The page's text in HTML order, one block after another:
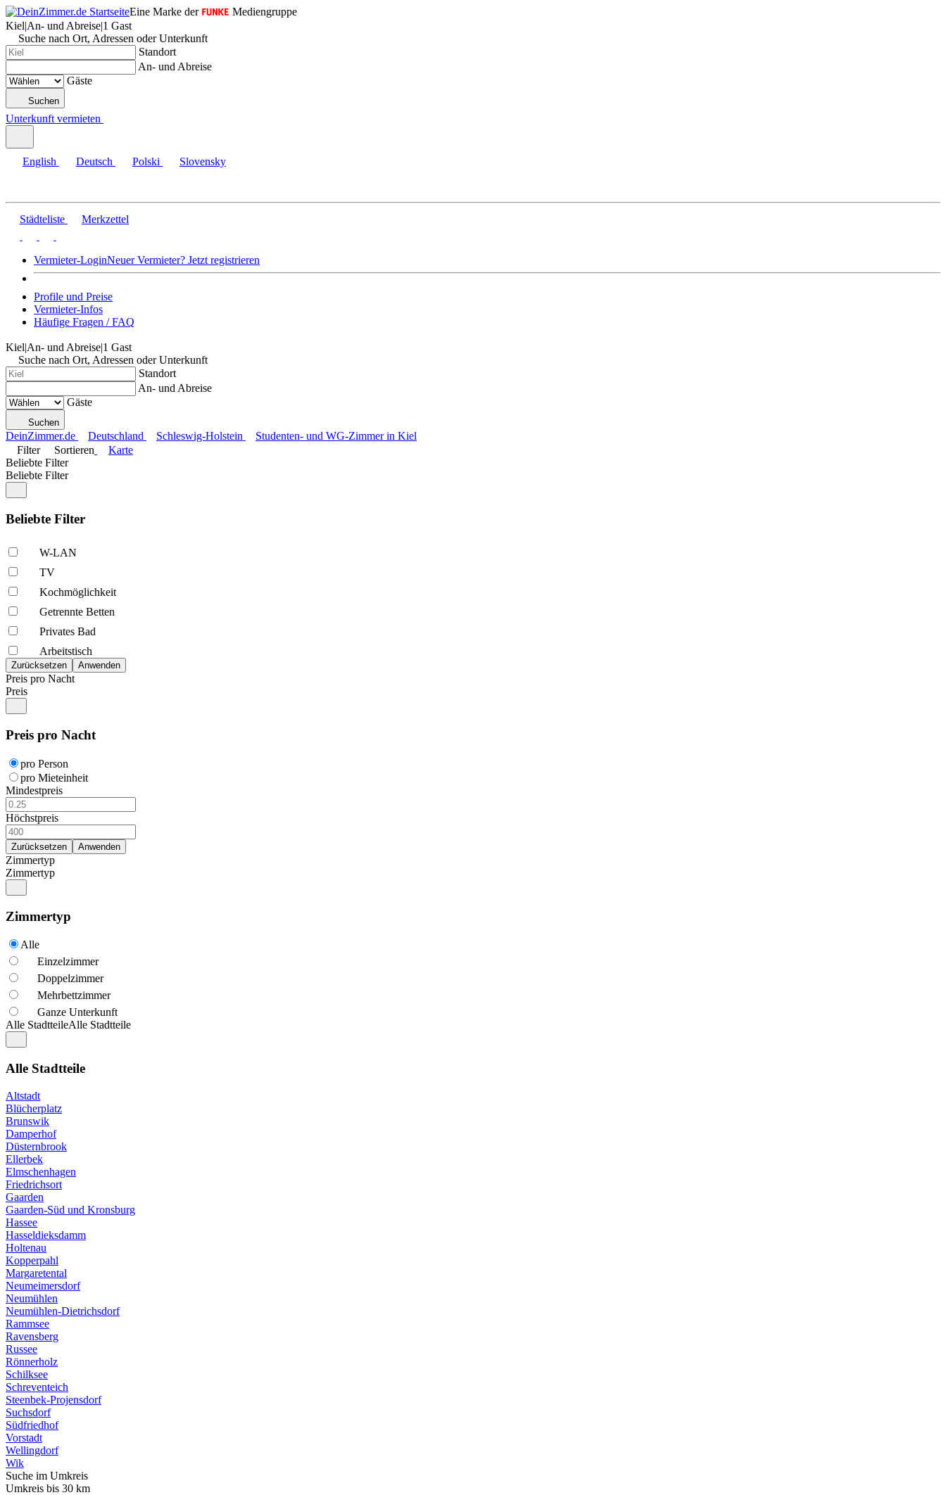
Eine Marke der
Mediengruppe
Kiel|An- und Abreise|1 Gast
Suche nach Ort, Adressen oder Unterkunft
Standort
An- und Abreise
Gäste
Suchen
Unterkunft vermieten
English Deutsch Polski Slovensky
Städteliste Merkzettel
Vermieter-LoginNeuer Vermieter? Jetzt registrieren
Profile und Preise
Vermieter-Infos
Häufige Fragen / FAQ
Kiel|An- und Abreise|1 Gast
Suche nach Ort, Adressen oder Unterkunft
Standort
An- und Abreise
Gäste
Suchen
DeinZimmer.de Deutschland Schleswig-Holstein
Studenten- und WG-Zimmer in Kiel
Filter
Sortieren
Karte
Beliebte Filter
Beliebte Filter
Beliebte Filter
W-LAN
TV
Kochmöglich­keit
Getrennte Betten
Privates Bad
Arbeitstisch
Preis pro Nacht
Preis
Preis pro Nacht
pro Person
pro Mieteinheit
Mindestpreis
Höchstpreis
Zimmertyp
Zimmertyp
Zimmertyp
Alle
Einzelzimmer
Doppelzimmer
Mehrbettzimmer
Ganze Unterkunft
Alle StadtteileAlle Stadtteile
Alle Stadtteile
Altstadt
Blücherplatz
Brunswik
Damperhof
Düsternbrook
Ellerbek
Elmschenhagen
Friedrichsort
Gaarden
Gaarden-Süd und Kronsburg
Hassee
Hasseldieksdamm
Holtenau
Kopperpahl
Margaretental
Neumeimersdorf
Neumühlen
Neumühlen-Dietrichsdorf
Rammsee
Ravensberg
Russee
Rönnerholz
Schilksee
Schreventeich
Steenbek-Projensdorf
Suchsdorf
Südfriedhof
Vorstadt
Wellingdorf
Wik
Suche im Umkreis
Umkreis bis 30 km